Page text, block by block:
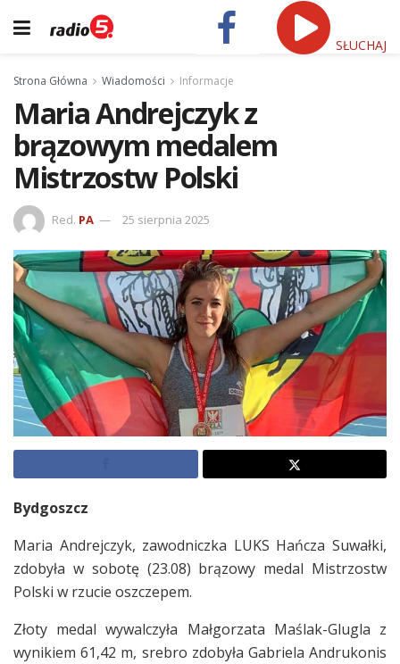
SŁUCHAJ
Strona Główna Wiadomości Informacje
Maria Andrejczyk z
brązowym medalem
Mistrzostw Polski
Red. PA 25 sierpnia 2025
Bydgoszcz
Maria Andrejczyk, zawodniczka LUKS Hańcza Suwałki,
zdobyła w sobotę (23.08) brązowy medal Mistrzostw
Polski w rzucie oszczepem.
Złoty medal wywalczyła Małgorzata Maślak-Glugla z
wynikiem 61,42 m, srebro zdobyła Gabriela Andrukonis